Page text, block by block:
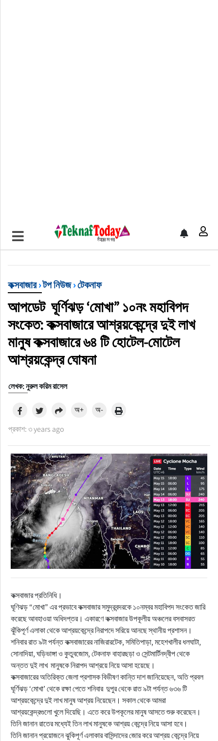
খেলাধুলা
বিনোদন
অর্থ-বানিজ্য
অন্যান্য
কক্সবাজার›টপ নিউজ›টেকনাফ
আপডেট ঘূর্ণিঝড় ‘মোখা” ১০নং মহাবিপদ
সংকেত: কক্সবাজারে আশ্রয়কেন্দ্রে দুই লাখ
মানুষ কক্সবাজারে ৬৪ টি হোটেল-মোটেল
আশ্রয়কেন্দ্র ঘোষনা
লেখক: নুরুল করিম রাসেল
প্রকাশ: ৩ years ago
অ+ অ-
কক্সবাজার প্রতিনিধি।
ঘূণিঝড় “মোখা” এর প্রভাবে কক্সবাজার সমুদ্রবন্দরকে ১০নম্বর মহাবিপদ সংকেত জারি
করেছে আবহাওয়া অধিদপ্তর। একারণে কক্সবাজার উপকূলীয় অঞ্চলের বসবাসরত
ঝুঁকিপূর্ণ এলাকা থেকে আশ্রয়কেন্দ্রে নিরাপদে সরিয়ে আনছে স্থানীয় প্রশাসন।
শনিবার রাত ৯টা পর্যন্ত কক্সবাজারের নাজিরারটেক, সমিতিপাড়া, মহেশখালীর ধলঘাটা,
সোনাদিয়া, ঘড়িভাঙ্গা ও কুতুবজোম, টেকনাফ বাহারছড়া ও সেন্টমার্টিনদ্বীপ থেকে
অন্তত দুই লাখ মানুষকে নিরাপদ আশ্রয়ে নিয়ে আসা হয়েছে।
কক্সবাজারের অতিরিক্ত জেলা প্রশাসক বিভীষণ কান্তি দাশ জানিয়েছেন, অতি প্রবল
ঘূর্ণিঝড় ‘মোখা’ থেকে রক্ষা পেতে শনিবার দুপুর থেকে রাত ৯টা পর্যন্ত ৬৩৬ টি
আশ্রয়কেন্দ্রে দুই লাখ মানুষ আশ্রয় নিয়েছেন। সকাল থেকে আমরা
আশ্রয়কেন্দ্রগুলো খুলে দিয়েছি। এতে করে উপকূলের মানুষ আসতে শুরু করেছেন।
তিনি জানান রাতের মধ্যেই তিন লাখ মানুষকে আশ্রয় কেন্দ্রে নিয়ে আসা হবে।
তিনি জানান প্রয়োজনে ঝুকিপূর্ণ এলাকার বাসিন্দাদের জোর করে আশ্রয় কেন্দ্রে নিয়ে